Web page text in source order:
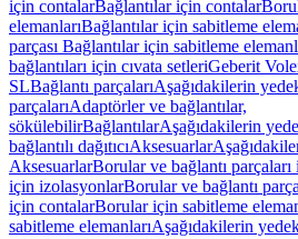
için contalarBağlantılar için contalar
elemanlarıBağlantılar için sabitleme
parçası Bağlantılar için sabitleme
bağlantıları için cıvata setleriGeberit
SLBağlantı parçalarıAşağıdakilerin
parçalarıAdaptörler ve bağlantılar,
sökülebilirBağlantılarAşağıdakilerin
bağlantılı dağıtıcıAksesuarlar
AksesuarlarBorular ve bağlantı
için izolasyonlarBorular ve bağlantı
için contalarBorular için sabitleme
sabitleme elemanlarıAşağıdakilerin